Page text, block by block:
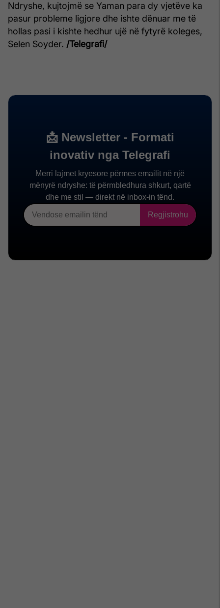
Ndryshe, kujtojmë se Yaman para dy vjetëve ka
pasur probleme ligjore dhe ishte dënuar me të
hollas pasi i kishte hedhur ujë në fytyrë koleges,
Selen Soyder. /Telegrafi/